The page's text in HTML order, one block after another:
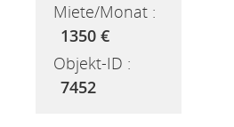
Miete/Monat :
1350 €
Objekt-ID :
7452